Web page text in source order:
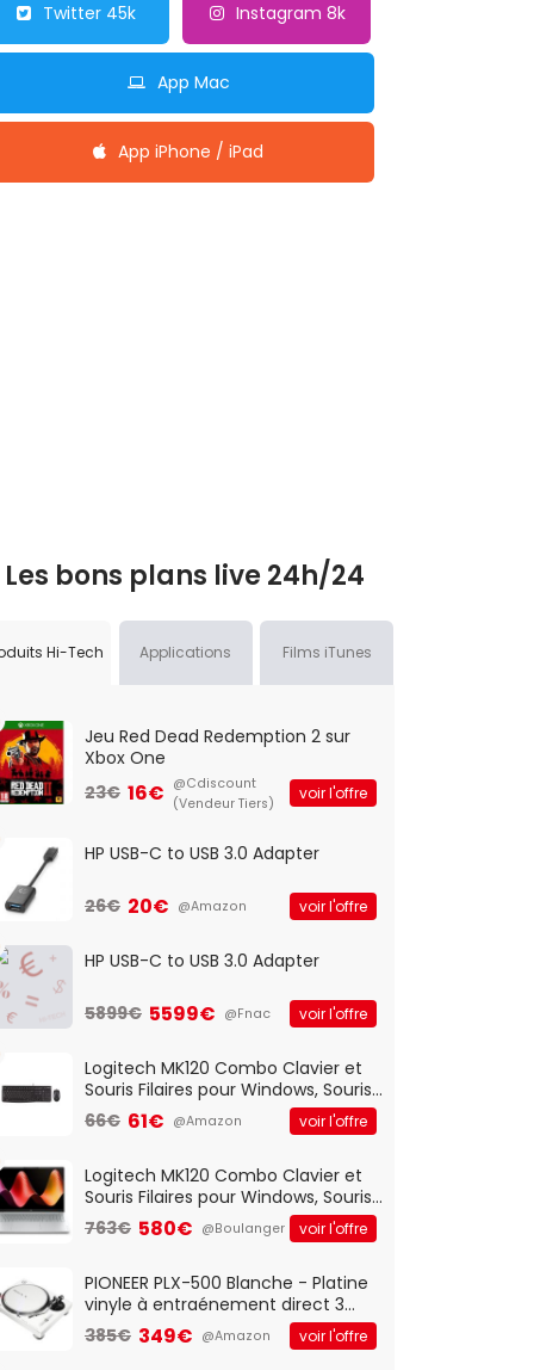
Twitter 45k Instagram 8k
App Mac
App iPhone / iPad
Les bons plans live 24h/24
Hi-Tech Applications Films iTunes
Jeu Red Dead Redemption 2 sur
Xbox One
23€ 16€ @Cdiscount
(Vendeur Tiers)
voir l'offre
HP USB-C to USB 3.0 Adapter
26€ 20€ @Amazon voir l'offre
HP USB-C to USB 3.0 Adapter
5899€ 5599€ @Fnac voir l'offre
Logitech MK120 Combo Clavier et
Souris Filaires pour Windows, Souris
Optique Filaire, Connexion USB Plug
And Play, Confortable, Taille
QWERTY UK - Noir
66€ 61€ @Amazon voir l'offre
Logitech MK120 Combo Clavier et
Souris Filaires pour Windows, Souris
Optique Filaire, Connexion USB Plug
And Play, Confortable, Taille
QWERTY UK - Noir
763€ 580€ @Boulanger voir l'offre
PIONEER PLX-500 Blanche - Platine
vinyle à entraénement direct 3
vitesses (33-45-78 trs/min) avec
pre-ampli intégré et port USB
385€ 349€ @Amazon voir l'offre